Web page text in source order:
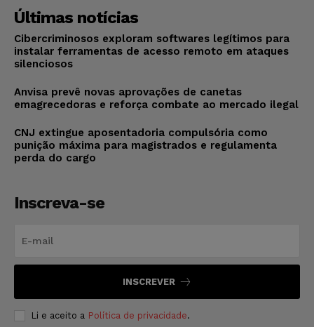
Últimas notícias
Cibercriminosos exploram softwares legítimos para
instalar ferramentas de acesso remoto em ataques
silenciosos
Anvisa prevê novas aprovações de canetas
emagrecedoras e reforça combate ao mercado ilegal
CNJ extingue aposentadoria compulsória como
punição máxima para magistrados e regulamenta
perda do cargo
Inscreva-se
INSCREVER
Li e aceito a Política de privacidade.